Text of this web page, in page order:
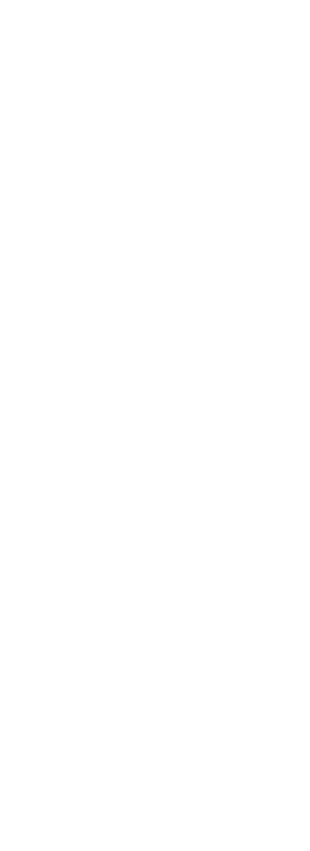
cu casute din lemn si produse artizanale.
poze.
Airways BA879, cu destinatia Londra. Decolare la ora 07:35 si
intr-un
de asemenea, o vizita la unul dintre numeroasele muzee ale
extravagant cu cel mai mare patinoar in aer liber din UK,
pentru familii, de la delicii festive clasice la cele mai noi momente
pentru fiecare (deplasarea in aceasta zi se face cu mijloacele de
mormintele mai multor regi si regine, precum cel al lui
prestigioasei sale universitati –
istorica strada Broad din centrul orasului Oxford se va
traditie anuala, nu exista un loc mai bun pentru a va bucura de
sau similar.
de matematica si de fizica. Vom vizita si
si o multime de gustari delicioase, admirand una dintre cele mai
companiei British Airways BA878, cu destinatia Bucuresti.